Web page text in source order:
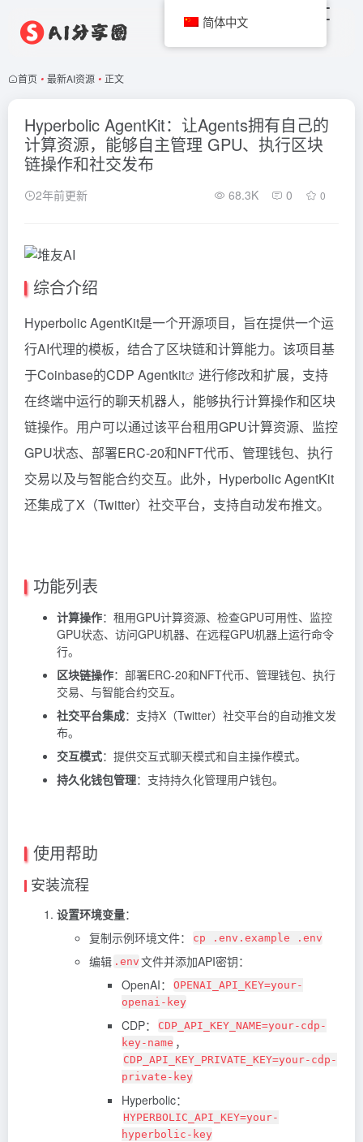
首页 • 最新AI资源 • 正文
Hyperbolic AgentKit：让Agents拥有自己的
计算资源，能够自主管理 GPU、执行区块
链操作和社交发布
2年前更新 68.3K 0 0
综合介绍
HyperbolicAgentKit是一个开源项目，旨在提供一个运
行AI代理的模板，结合了区块链和计算能力。该项目基
于Coinbase的CDP Agentkit
进行修改和扩展，支持
在终端中运行的聊天机器人，能够执行计算操作和区块
链操作。用户可以通过该平台租用GPU计算资源、监控
GPU状态、部署ERC-20和NFT代币、管理钱包、执行
交易以及与智能合约交互。此外，Hyperbolic AgentKit
还集成了X（Twitter）社交平台，支持自动发布推文。
功能列表
计算操作：租用GPU计算资源、检查GPU可用性、监控
GPU状态、访问GPU机器、在远程GPU机器上运行命令
行。
区块链操作：部署ERC-20和NFT代币、管理钱包、执行
交易、与智能合约交互。
社交平台集成：支持X（Twitter）社交平台的自动推文发
布。
交互模式：提供交互式聊天模式和自主操作模式。
持久化钱包管理：支持持久化管理用户钱包。
使用帮助
安装流程
设置环境变量：
复制示例环境文件：
cp .env.example .env
编辑 .env 文件并添加API密钥：
OpenAI：
OPENAI_API_KEY=your-
openai-key
CDP：
CDP_API_KEY_NAME=your-cdp-
key-name ，
CDP_API_KEY_PRIVATE_KEY=your-cdp-
private-key
Hyperbolic：
HYPERBOLIC_API_KEY=your-
hyperbolic-key
简体中文